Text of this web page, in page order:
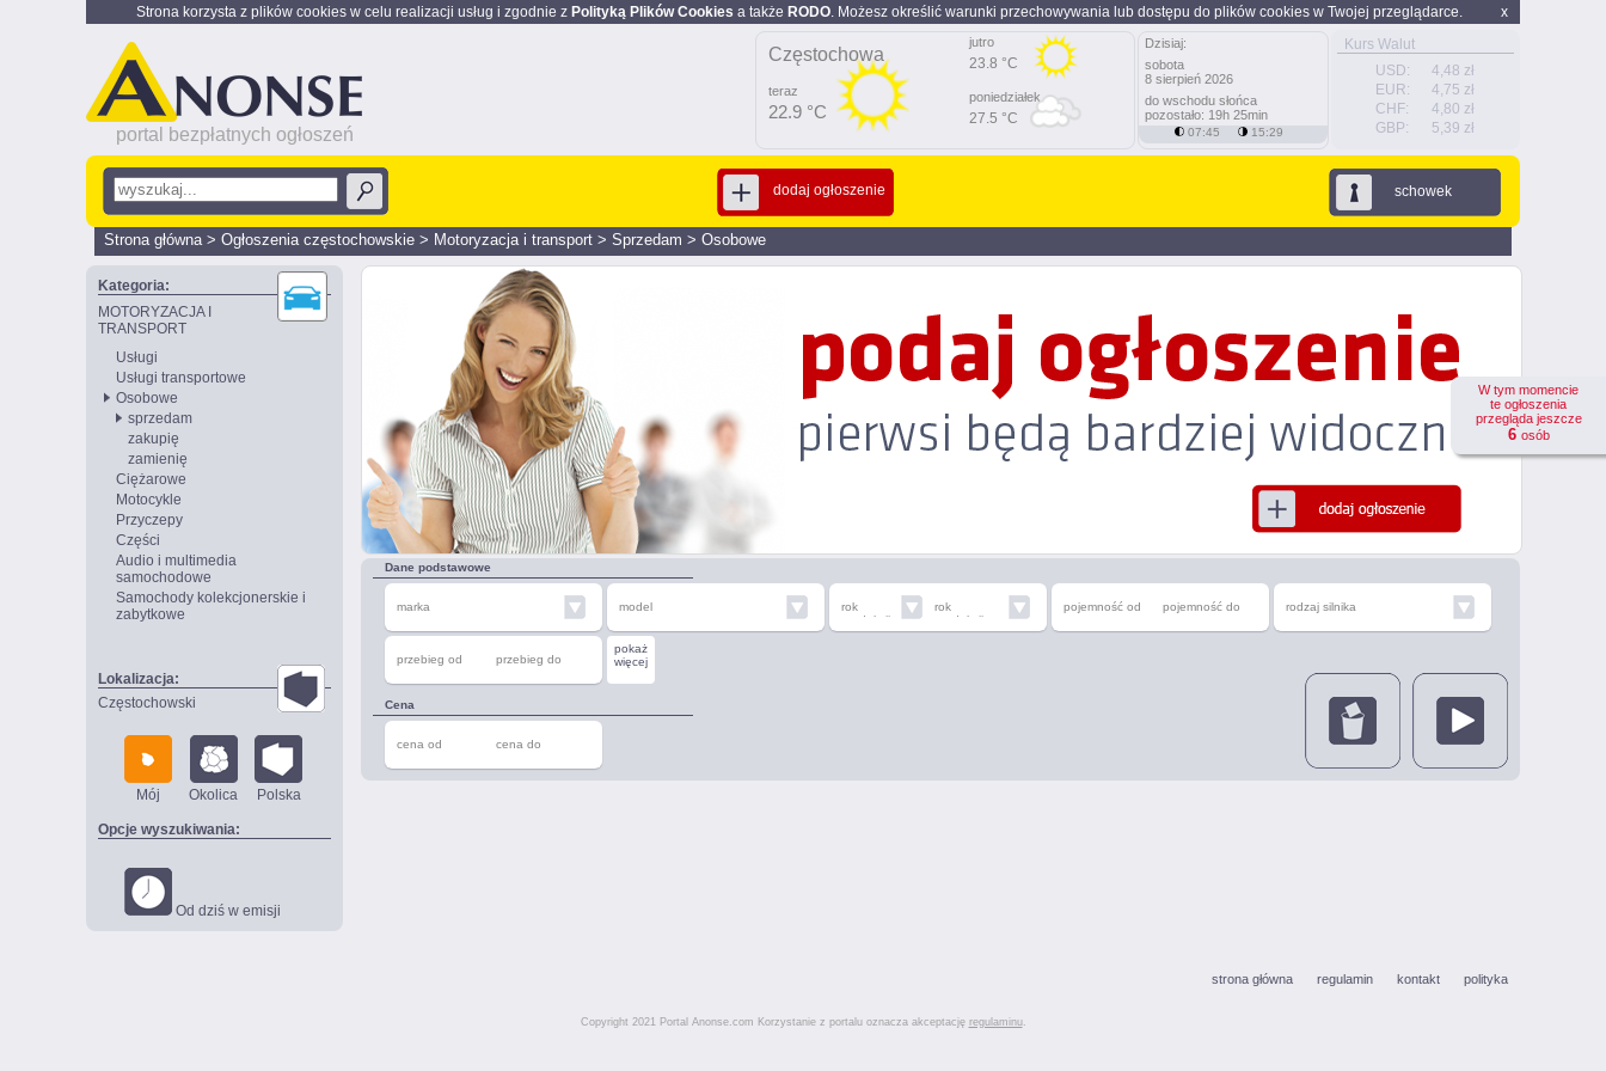
x
Strona korzysta z plików cookies w celu realizacji usług i zgodnie z Polityką Plików Cookies a także RODO. Możesz określić warunki przechowywania lub dostępu do plików cookies w Twojej przeglądarce.
portal bezpłatnych ogłoszeń
Kurs Walut
USD:
4,48 zł
EUR:
4,75 zł
CHF:
4,80 zł
GBP:
5,39 zł
Częstochowa
teraz
22.9 °C
jutro
23.8 °C
poniedziałek
27.5 °C
Dzisiaj:
sobota
8 sierpień 2026
do wschodu słońca
pozostało: 19h 25min
07:45 15:29
schowek
dodaj ogłoszenie
Strona główna> Ogłoszenia częstochowskie > Motoryzacja i transport > Sprzedam > Osobowe
Kategoria:
MOTORYZACJA I
TRANSPORT
Usługi
Usługi transportowe
Osobowe
sprzedam
zakupię
zamienię
Ciężarowe
Motocykle
Przyczepy
Części
Audio i multimedia
samochodowe
Samochody kolekcjonerskie i
zabytkowe
Lokalizacja:
Częstochowski
Mój Okolica Polska
Opcje wyszukiwania:
Od dziś w emisji
W tym momencie
te ogłoszenia
przegląda jeszcze
6 osób
Dane podstawowe
marka model
rok
produkcji
od
rok
produkcji
do
pojemność od pojemność do rodzaj silnika
przebieg od przebieg do
pokaż
więcej
Cena
cena od cena do
strona główna regulamin kontakt polityka
Copyright 2021 Portal Anonse.com Korzystanie z portalu oznacza akceptację regulaminu.